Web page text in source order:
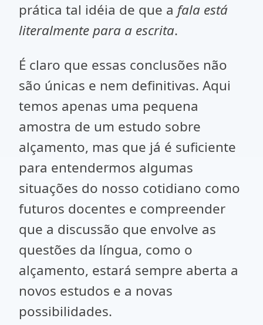
prática tal idéia de que a fala está
literalmente para a escrita.
É claro que essas conclusões não
são únicas e nem definitivas. Aqui
temos apenas uma pequena
amostra de um estudo sobre
alçamento, mas que já é suficiente
para entendermos algumas
situações do nosso cotidiano como
futuros docentes e compreender
que a discussão que envolve as
questões da língua, como o
alçamento, estará sempre aberta a
novos estudos e a novas
possibilidades.